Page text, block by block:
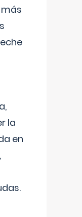
la
en